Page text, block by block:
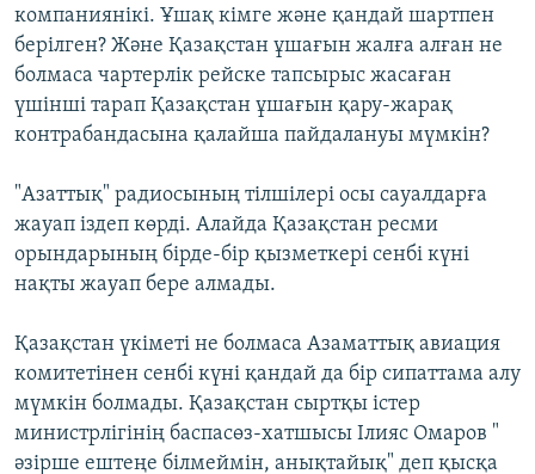
компаниянікі. Ұшақ кімге және қандай шартпен
берілген? Және Қазақстан ұшағын жалға алған не
болмаса чартерлік рейске тапсырыс жасаған
үшінші тарап Қазақстан ұшағын қару-жарақ
контрабандасына қалайша пайдалануы мүмкін?
"Азаттық" радиосының тілшілері осы сауалдарға
жауап іздеп көрді. Алайда Қазақстан ресми
орындарының бірде-бір қызметкері сенбі күні
нақты жауап бере алмады.
Қазақстан үкіметі не болмаса Азаматтық авиация
комитетінен сенбі күні қандай да бір сипаттама алу
мүмкін болмады. Қазақстан сыртқы істер
министрлігінің баспасөз-хатшысы Ілияс Омаров "
әзірше ештеңе білмеймін, анықтайық" деп қысқа